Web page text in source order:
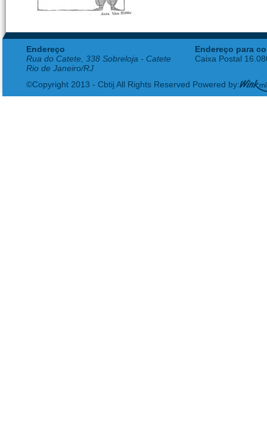
Endereço
Rua do Catete, 338 Sobreloja - Catete
Rio de Janeiro/RJ
Endereço para
Caixa Postal
©Copyright 2013 - Cbtij All Rights Reserved Powered by: